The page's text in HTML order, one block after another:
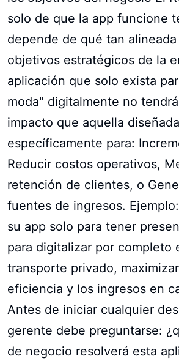
solo de que la app funcione
depende de qué tan
objetivos estratégicos de la
aplicación que solo exista
moda" digitalmente no
impacto que aquella diseñada
específicamente para:
Reducir costos operativos,
retención de clientes, o
fuentes de ingresos.
su app solo para tener
para digitalizar por completo
transporte privado,
eficiencia y los ingresos en
Antes de iniciar cualquier
gerente debe preguntarse:
de negocio resolverá esta